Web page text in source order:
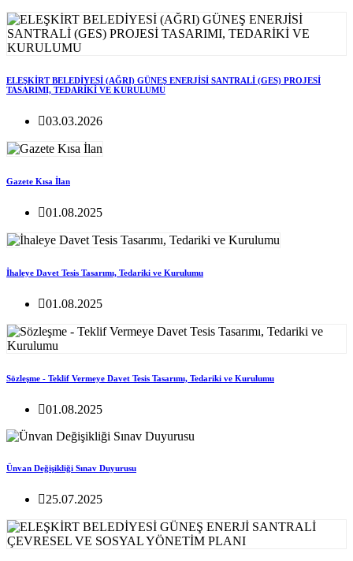
ELEŞKİRT BELEDİYESİ (AĞRI) GÜNEŞ ENERJİSİ SANTRALİ (GES) PROJESİ
TASARIMI, TEDARİKİ VE KURULUMU
03.03.2026
Gazete Kısa İlan
01.08.2025
İhaleye Davet Tesis Tasarımı, Tedariki ve Kurulumu
01.08.2025
Sözleşme - Teklif Vermeye Davet Tesis Tasarımı, Tedariki ve Kurulumu
01.08.2025
Ünvan Değişikliği Sınav Duyurusu
25.07.2025